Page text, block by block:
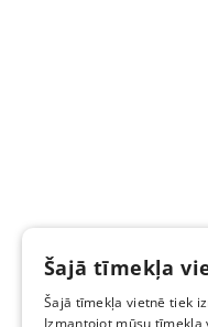
Šajā tīmekļa
Šajā tīmekļa vietnē tiek
Izmantojot mūsu